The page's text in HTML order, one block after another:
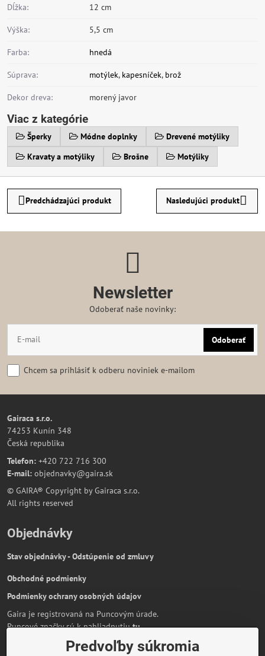
Dĺžka: 12 cm
Výška: 5,5 cm
Farba: hnedá
Súprava: motýlek, kapesníček, brož
Dekor dreva: morený javor
Viac z kategórie
Šperky Módne doplnky
Drevené motýliky
Kravaty a motýliky
Brošne Motýliky
Predchádzajúci produkt Nasledujúci produkt
Newsletter
Odoberať naše novinky:
Odoberať
Chcem sa prihlásiť k odberu noviniek e-mailom
Gairaca s.r.o.
74253 Kunín 348
Česká republika
Telefon: +420 722 716 300
E-mail: objednavky@gaira.sk
© GAIRA® Copyright by Gairaca s.r.o.
All rights reserved
Objednávky
Stav objednávky - Odstúpenie od zmluvy
Obchodné podmienky
Podmienky ochrany osobných údajov
Gaira je registrovaná na Puncovým úrade.
Puncové značky sú k nahliadnutiutu.
Partnerská stránka:AmiraShop.sk Bypami.cz
Predvoľby súkromia